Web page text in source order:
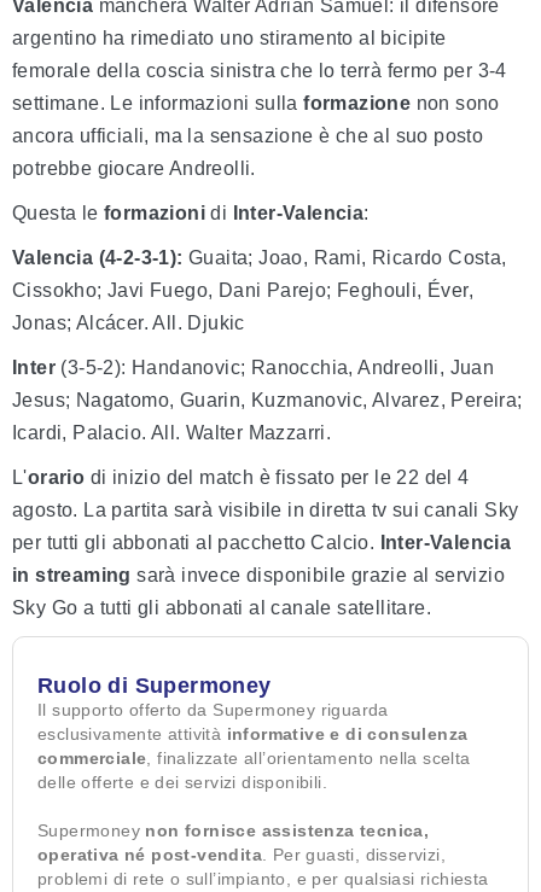
Valencia mancherà Walter Adrian Samuel: il difensore
argentino ha rimediato uno stiramento al bicipite
femorale della coscia sinistra che lo terrà fermo per 3-4
settimane. Le informazioni sullaformazione non sono
ancora ufficiali, ma la sensazione è che al suo posto
potrebbe giocare Andreolli.
Questa le formazioni di Inter-Valencia:
Valencia (4-2-3-1): Guaita; Joao, Rami, Ricardo Costa,
Cissokho; Javi Fuego, Dani Parejo; Feghouli, Éver,
Jonas; Alcácer. All. Djukic
Inter (3-5-2): Handanovic; Ranocchia, Andreolli, Juan
Jesus; Nagatomo, Guarin, Kuzmanovic, Alvarez, Pereira;
Icardi, Palacio. All. Walter Mazzarri.
L'orario di inizio del match è fissato per le 22 del 4
agosto. La partita sarà visibile in diretta tv sui canali Sky
per tutti gli abbonati al pacchetto Calcio.
Inter-Valencia
in streaming sarà invece disponibile grazie al servizio
Sky Go a tutti gli abbonati al canale satellitare.
Ruolo di Supermoney
Il supporto offerto da Supermoney riguarda
esclusivamente attività informative e di consulenza
commerciale , finalizzate all’orientamento nella scelta
delle offerte e dei servizi disponibili.
Supermoney non fornisce assistenza tecnica,
operativa né post-vendita . Per guasti, disservizi,
problemi di rete o sull’impianto, e per qualsiasi richiesta